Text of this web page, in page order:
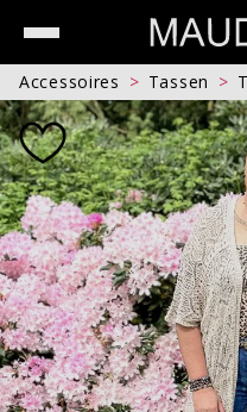
Accessoires Tassen